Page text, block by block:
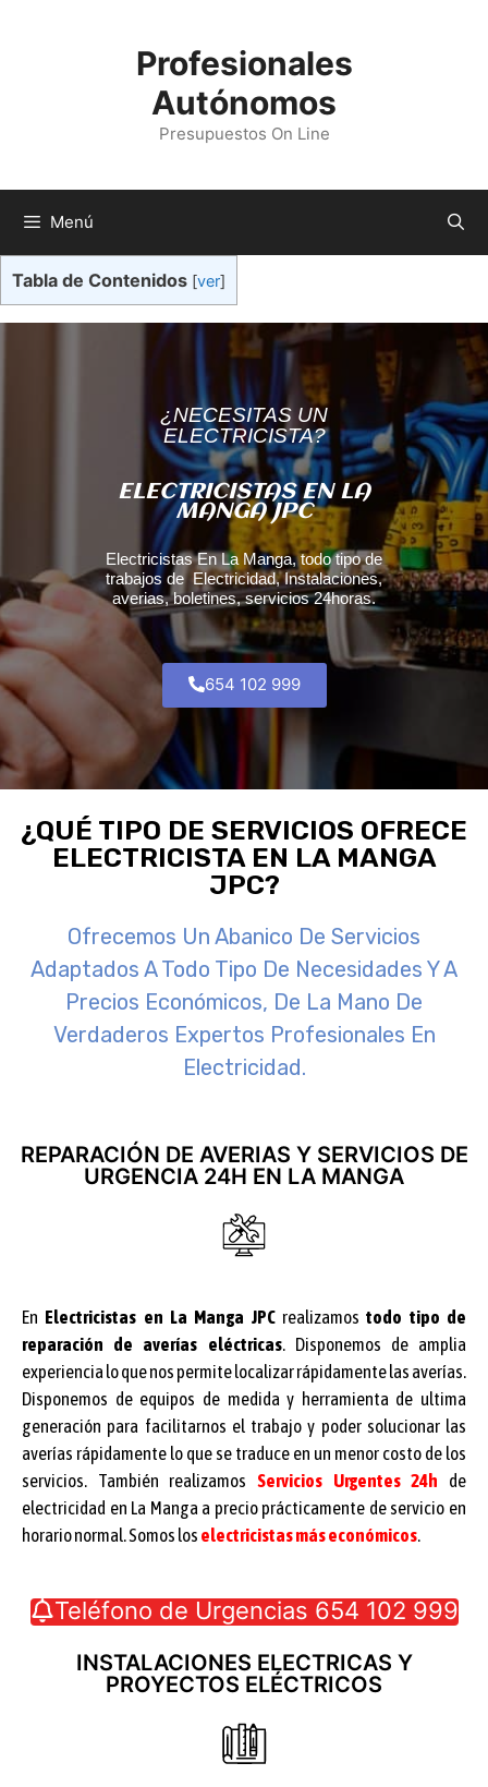
Profesionales
Autónomos
Presupuestos On Line
Menú
Tabla de Contenidos [ver]
¿NECESITAS UN
ELECTRICISTA?
ELECTRICISTAS EN LA
MANGA JPC
Electricistas En La Manga, todo tipo de
trabajos de Electricidad, Instalaciones,
averias, boletines, servicios 24horas.
654 102 999
¿QUÉ TIPO DE SERVICIOS OFRECE
ELECTRICISTA EN LA MANGA
JPC?
Ofrecemos Un Abanico De Servicios
Adaptados A Todo Tipo De Necesidades Y A
Precios Económicos, De La Mano De
Verdaderos Expertos Profesionales En
Electricidad.
REPARACIÓN DE AVERIAS Y SERVICIOS DE
URGENCIA 24H EN LA MANGA
En Electricistas en La Manga JPCrealizamostodo tipo de
reparación de averías eléctricas. Disponemos de amplia
experiencia lo que nos permite localizar rápidamente las averías.
Disponemos de equipos de medida y herramienta de ultima
generación para facilitarnos el trabajo y poder solucionar las
averías rápidamente lo que se traduce en un menor costo de los
servicios. También realizamos Servicios Urgentes 24h de
electricidad en La Manga a precio prácticamente de servicio en
horario normal. Somos los electricistas más económicos.
Teléfono de Urgencias 654 102 999
INSTALACIONES ELECTRICAS Y
PROYECTOS ELÉCTRICOS